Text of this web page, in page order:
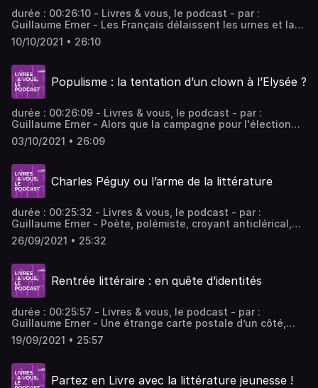
durée : 00:26:10 - Livres & vous, le podcast - par :
Guillaume Erner - Les Français délaissent les urnes et la
foi dans la démocratie s’érode. Comment réenchanter la
politique et redonner le goût de la chose publique ? En
le politiste David Djaïz et la philosophe Céline Spector,
Guillaume Erner explore quelques voies prometteuses.
10/10/2021 • 26:10
Populisme : la tentation d’un clown à l’Elysée ?
durée : 00:26:09 - Livres & vous, le podcast - par :
Guillaume Erner - Alors que la campagne pour l'élection
présidentielle de 2022 s’accélère, Guillaume Erner dans
Livres & Vous sur Public Sénat s'entretient avec les
clown", et Damien Fleurot, auteur de "2022, la flambée
populiste", pour proposer deux éclairages
complémentaires sur le phénomène populiste.
03/10/2021 • 26:09
Charles Péguy ou l’arme de la littérature
durée : 00:25:32 - Livres & vous, le podcast - par :
Guillaume Erner - Poète, polémiste, croyant anticlérical,
pourfendeur des discriminations, Charles Péguy incarne
cette littérature "vertigineuse" qui séduit autant le
deux invités de Guillaume Erner dans l’émission Livres &
Vous sur Public Sénat.
26/09/2021 • 25:32
Rentrée littéraire : en quête d’identités
durée : 00:25:57 - Livres & vous, le podcast - par :
Guillaume Erner - Une étrange carte postale d’un côté,
des centaines de Photomatons de l’autre ? Tels sont les
points de départ, à la fois intrigants et anonymes, des
lesquels s'entretient Guillaume Erner dans "Livres & Vous"
sur Public Sénat.
19/09/2021 • 25:57
Partez en Livre avec la littérature jeunesse !